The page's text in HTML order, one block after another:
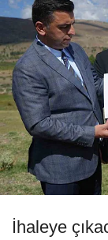
İhaleye